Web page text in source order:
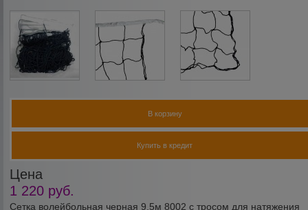
Сетка волейбольная черная 9,5м 8002 с тросом для натяжения
Цена
1 220 руб.
В корзину
Купить в кредит